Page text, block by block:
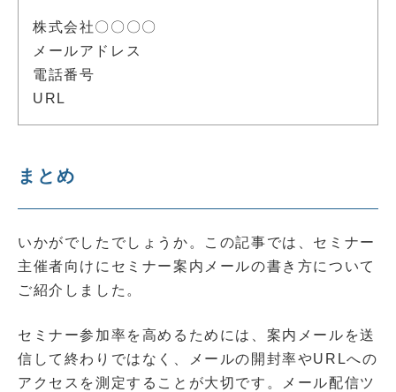
株式会社〇〇〇〇
メールアドレス
電話番号
URL
まとめ
いかがでしたでしょうか。この記事では、セミナー
主催者向けにセミナー案内メールの書き方について
ご紹介しました。
セミナー参加率を高めるためには、案内メールを送
信して終わりではなく、メールの開封率やURLへの
アクセスを測定することが大切です。メール配信ツ